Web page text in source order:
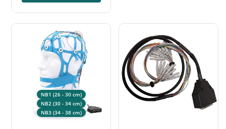
NB1 (26 - 30 cm)
NB2 (30 - 34 cm)
NB3 (34 - 38 cm)